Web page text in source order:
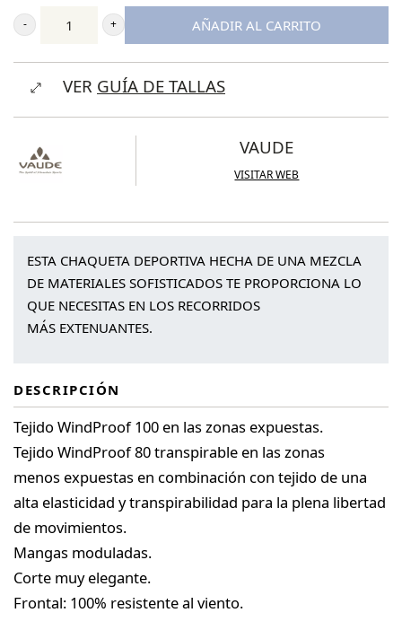
Vaude
Pizol
Jacket
AÑADIR AL CARRITO
VER GUÍA DE TALLAS
VAUDE
VISITAR WEB
ESTA CHAQUETA DEPORTIVA HECHA DE UNA MEZCLA
DE MATERIALES SOFISTICADOS TE PROPORCIONA LO
QUE NECESITAS EN LOS RECORRIDOS
MÁS EXTENUANTES.
DESCRIPCIÓN
Tejido WindProof 100 en las zonas expuestas.
Tejido WindProof 80 transpirable en las zonas
menos expuestas en combinación con tejido de una
alta elasticidad y transpirabilidad para la plena libertad
de movimientos.
Mangas moduladas.
Corte muy elegante.
Frontal: 100% resistente al viento.